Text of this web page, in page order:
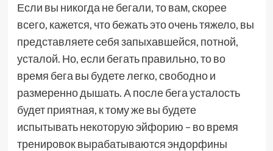
Если вы никогда не бегали, то вам, скорее
всего, кажется, что бежать это очень тяжело, вы
представляете себя запыхавшейся, потной,
усталой. Но, если бегать правильно, то во
время бега вы будете легко, свободно и
размеренно дышать. А после бега усталость
будет приятная, к тому же вы будете
испытывать некоторую эйфорию – во время
тренировок вырабатываются эндорфины